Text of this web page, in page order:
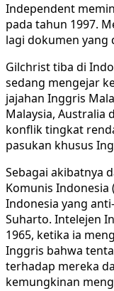
Independent
pada tahun 1997.
lagi dokumen yang
Gilchrist tiba di
sedang mengejar
jajahan Inggris
Malaysia, Australia
konflik tingkat
pasukan khusus
Sebagai akibatnya
Komunis
Indonesia yang
Suharto. Intelejen
1965, ketika ia
Inggris bahwa
terhadap mereka
kemungkinan